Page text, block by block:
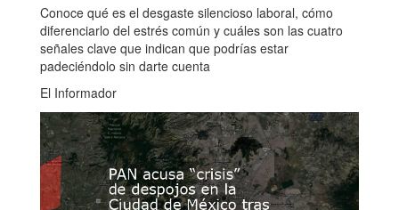
Conoce qué es el desgaste silencioso laboral, cómo
diferenciarlo del estrés común y cuáles son las cuatro
señales clave que indican que podrías estar
padeciéndolo sin darte cuenta
El Informador